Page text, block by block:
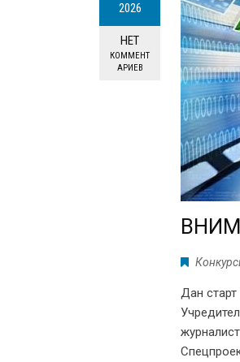
2026
НЕТ
КОММЕНТ
АРИЕВ
Дан